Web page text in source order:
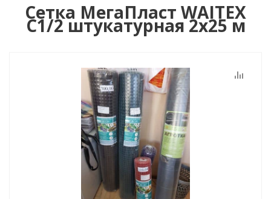
Сетка МегаПласт WAITEX
С1/2 штукатурная 2х25 м